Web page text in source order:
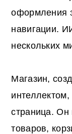
оформления
навигации.
нескольких
Магазин,
страница. Он
товаров,